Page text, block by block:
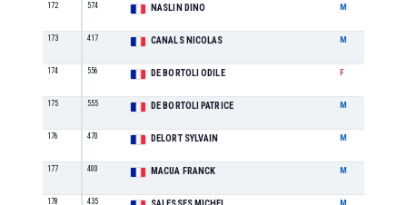
172 574 NASLIN DINO M
173 417 CANALS NICOLAS M
174 556 DE BORTOLI ODILE F
175 555 DE BORTOLI PATRICE M
176 470 DELORT SYLVAIN M
177 400 MACUA FRANCK M
178 435 M